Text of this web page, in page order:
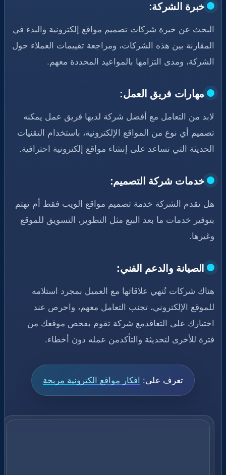
خبرة الشركة:
البحث عن خبرة شركات تصميم مواقع إلكترونية والبدء في
المقارنة بين هذه الشركات، ومراجعة تقييمات العملاء حول
الشركة، ومدى التزامها بالمواعيد المحددة معهم.
مهارات فريق العمل:
لابد من التعامل مع أفضل شركة لديها فريق عمل يمكنه
تصميم أي نوع من المواقع الإلكترونية، باستخدام التقنيات
الحديثة التي تساعد على إنشاء مواقع إلكترونية احترافية.
خدمات شركة التصميم:
هل تقدم الشركة خدمة تصميم مواقع الويب فقط أم تهتم
بتوفير خدمات ما بعد البيع مثل التطوير، التسويق للموقع
وغيرها.
الصيانة والدعم الفني:
هناك شركات تُنهي علاقاتها مع العميل بمجرد استلامه
للموقع الإلكتروني، تجنب التعامل معهم، واحرص عند
اختيارك على التعاقدمع شركة تقوم بفحص موقعك من
فترة للأخرى لتحديثة والتأكدمن عمله دون أخطاء.
تعرف على: افكار مواقع الكترونية مربحة